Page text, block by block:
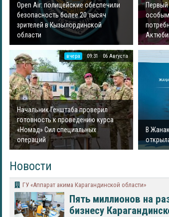
Open Air: полицейские обеспечили
безопасность более 20 тысяч
зрителей в Кызылординской
области
Первый
вчера 09:31 06 Августа
Начальник Генштаба проверил
готовность к проведению курса
«Номад» Сил специальных
операций
В
Новости
ГУ «Аппарат акима Карагандинской области»
Пять миллионов на
бизнесу